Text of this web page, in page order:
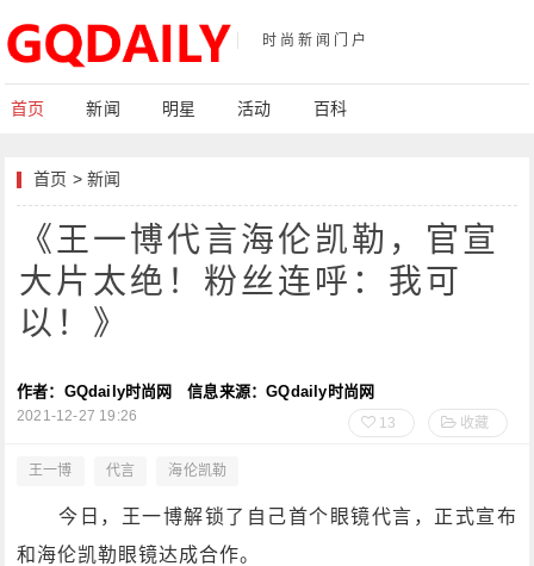
时尚新闻门户
首页 新闻 明星 活动 百科
首页 >新闻
《王一博代言海伦凯勒，官宣
大片太绝！粉丝连呼：我可
以！》
作者：GQdaily时尚网 信息来源：GQdaily时尚网
2021-12-27 19:26 13 收藏
王一博 代言 海伦凯勒
今日，王一博解锁了自己首个眼镜代言，正式宣布
和海伦凯勒眼镜达成合作。